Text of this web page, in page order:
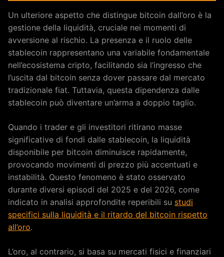
Un ulteriore aspetto che distingue bitcoin dall’oro è la
gestione della liquidità, cruciale nei momenti di
avversione al rischio. La presenza e il ruolo delle
stablecoin rappresentano una variabile fondamentale
nell’ecosistema cripto, facilitando sia l’ingresso che
l’uscita dal bitcoin senza dover passare dal mercato
tradizionale fiat. Tuttavia, questa dipendenza dalle
stablecoin può diventare un’arma a doppio taglio.
Quando i trader e gli investitori ritirano masse
significative di fondi dalle stablecoin, la liquidità
disponibile per bitcoin diminuisce rapidamente,
provocando movimenti di prezzo più accentuati e
instabilità. Questo fenomeno è stato osservato
durante diversi episodi del 2025 e del 2026, come
indicato in analisi approfondite reperibili su studi
specifici sulla liquidità e il ritardo del bitcoin rispetto
all’oro.
L’oro, al contrario, si basa su mercati fisici e finanziari